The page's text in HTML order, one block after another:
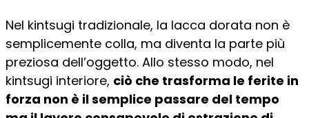
Nel kintsugi tradizionale, la lacca dorata non è
semplicemente colla, ma diventa la parte più
preziosa dell’oggetto. Allo stesso modo, nel
kintsugi interiore, ciò che trasforma le ferite in
forza non è il semplice passare del tempo